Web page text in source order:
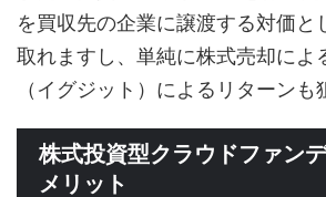
を買収先の企業に譲渡する対価と
取れますし、単純に株式売却によ
（イグジット）によるリターンも
株式投資型クラウドファン
メリット